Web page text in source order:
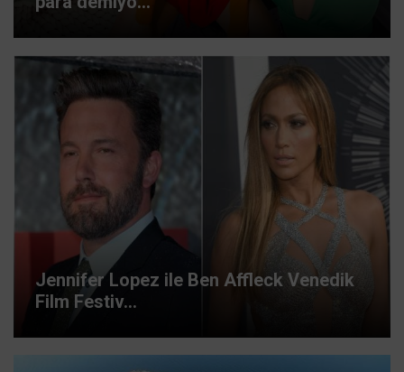
Jennifer Lopez ile Ben Affleck Venedik
Film Festiv...